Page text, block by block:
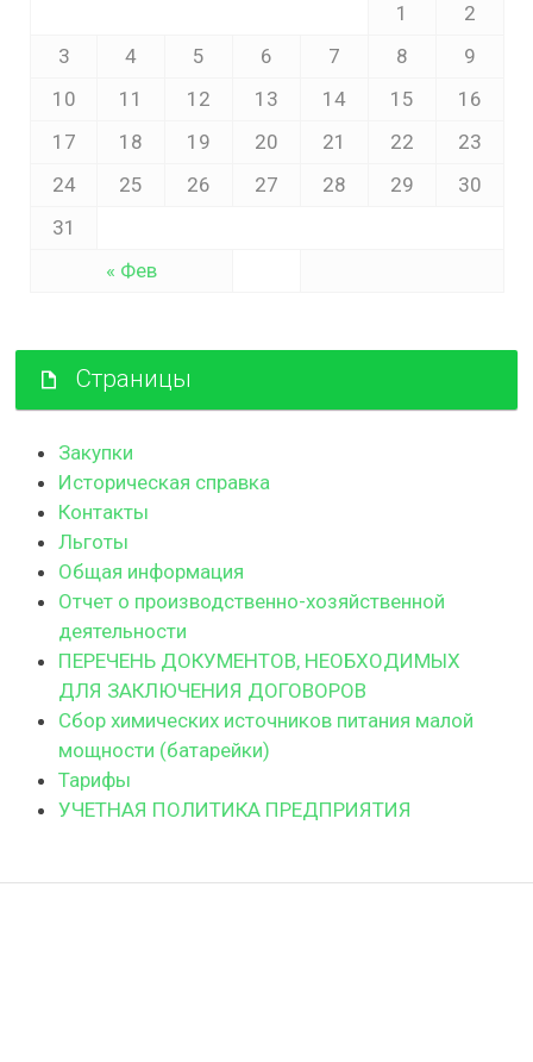
« Фев
1
2
3
4 5 6 7 8
9
10
11 12 13 14 15
16
17
18 19 20 21 22
23
24
25 26 27 28 29
30
31
Страницы
Закупки
Историческая справка
Контакты
Льготы
Общая информация
Отчет о производственно-хозяйственной
деятельности
ПЕРЕЧЕНЬ ДОКУМЕНТОВ, НЕОБХОДИМЫХ
ДЛЯ ЗАКЛЮЧЕНИЯ ДОГОВОРОВ
Сбор химических источников питания малой
мощности (батарейки)
Тарифы
УЧЕТНАЯ ПОЛИТИКА ПРЕДПРИЯТИЯ